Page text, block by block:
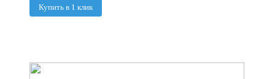
Купить в 1 клик